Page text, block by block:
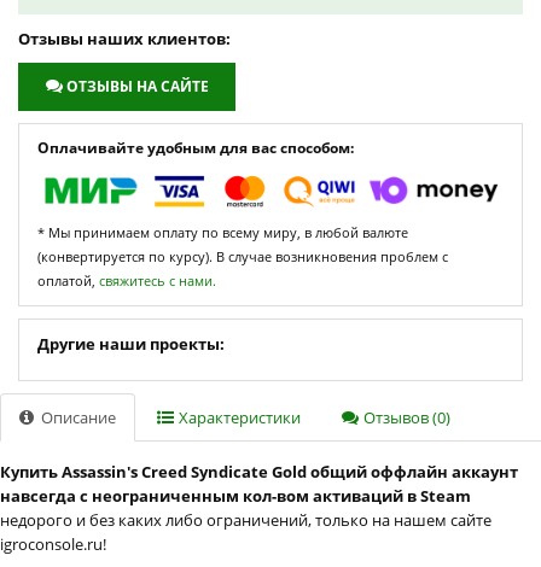
Отзывы наших клиентов:
ОТЗЫВЫ НА САЙТЕ
Оплачивайте удобным для вас способом:
* Мы принимаем оплату по всему миру, в любой валюте
(конвертируется по курсу). В случае возникновения проблем с
оплатой, свяжитесь с нами.
Другие наши проекты:
Описание Характеристики Отзывов (0)
Купить Assassin's Creed Syndicate Gold общий оффлайн аккаунт
навсегда с неограниченным кол-вом активаций в Steam
недорого и без каких либо ограничений, только на нашем сайте
igroconsole.ru!